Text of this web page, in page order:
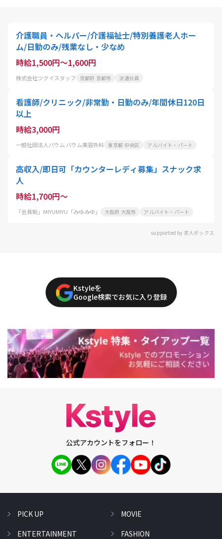
介護職員・ヘルパー/介護福祉士/特別養護老人ホー
ム/日勤のみ/残業なし・少なめ
時給1,500円～1,600円
株式会社ツクイスタッフ 京都府 京都市 派遣社員
看護師/クリニック/非常勤・日勤のみ/年間休日120日
以上
時給3,000円
一般社団法人バウム バウム美容外科 東京都 中央区 アルバイト・パート
高収入/即日可「カウンターレディ募集」スナック求
人
時給1,700円～
「会員制」MIYUMIYU「みゆみゆ」 大阪府 大阪市 アルバイト・パート
supported by 求人ボックス
Kstyleを
Google検索でお気に入り登録
公式アカウントをフォロー！
PICK UP
ENTERTAINMENT
MOVIE
FASHION